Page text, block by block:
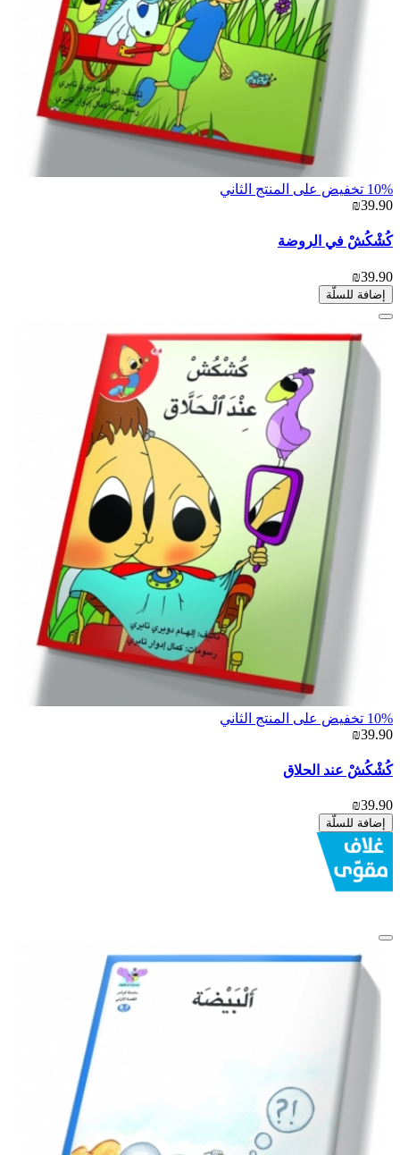
10% تخفيض على المنتج الثاني
₪39.90
كُشْكُشْ في الروضة
₪39.90
إضافة للسلّة
10% تخفيض على المنتج الثاني
₪39.90
كُشْكُشْ عند الحلاق
₪39.90
إضافة للسلّة